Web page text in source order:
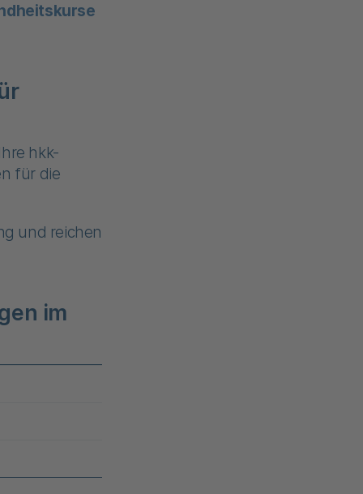
hkk-
für die
und reichen
im